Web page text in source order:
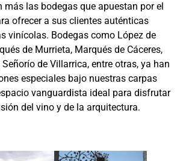
más las bodegas que apuestan por el
ofrecer a sus clientes auténticas
vinícolas. Bodegas como López de
de Murrieta, Marqués de Cáceres,
de Villarrica, entre otras, ya han
especiales bajo nuestras carpas
vanguardista ideal para disfrutar
del vino y de la arquitectura.